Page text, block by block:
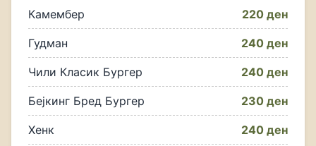
Камембер 220 ден
Гудман 240 ден
Чили Класик Бургер 240 ден
Бејкинг Бред Бургер 230 ден
Хенк 240 ден